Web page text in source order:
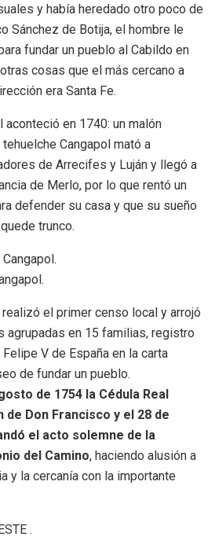
y había heredado otro poco de
Sánchez de Botija, el hombre le
fundar un pueblo al Cabildo en
cosas que el más cercano a
era Santa Fe.
aconteció en 1740: un malón
Cangapol mató a
de Arrecifes y Luján y llegó a
de Merlo, por lo que rentó un
defender su casa y que su sueño
trunco.
el primer censo local y arrojó
agrupadas en 15 familias, registro
V de España en la carta
de fundar un pueblo.
de 1754 la Cédula Real
Don Francisco y el 28 de
el acto solemne de la
del Camino, haciendo alusión a
y la cercanía con la importante
.